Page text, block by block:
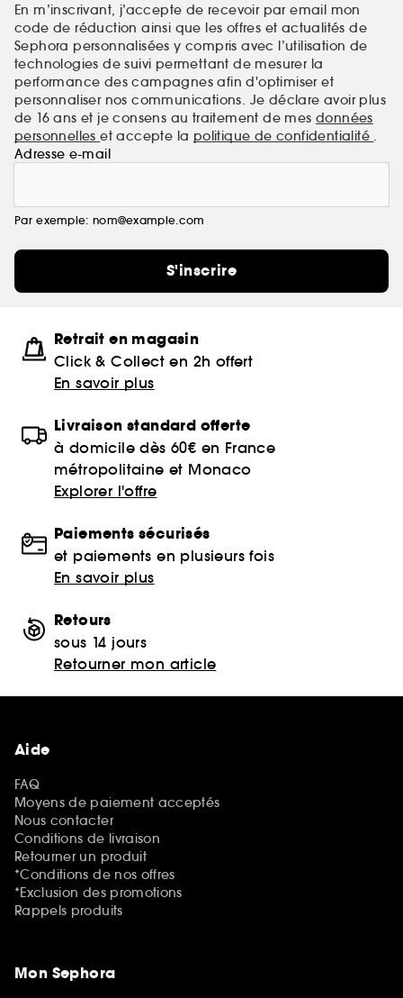
En m’inscrivant, j’accepte de recevoir par email mon
code de réduction ainsi que les offres et actualités de
Sephora personnalisées y compris avec l’utilisation de
technologies de suivi permettant de mesurer la
performance des campagnes afin d'optimiser et
personnaliser nos communications. Je déclare avoir plus
de 16 ans et je consens au traitement de mes données
personnelleset accepte la politique de confidentialité .
Adresse e-mail
Par exemple: nom@example.com
S'inscrire
Retrait en magasin
Click & Collect en 2h offert
En savoir plus
Livraison standard offerte
à domicile dès 60€ en France
métropolitaine et Monaco
Explorer l'offre
Paiements sécurisés
et paiements en plusieurs fois
En savoir plus
Retours
sous 14 jours
Retourner mon article
Aide
FAQ
Moyens de paiement acceptés
Nous contacter
Conditions de livraison
Retourner un produit
*Conditions de nos offres
*Exclusion des promotions
Rappels produits
Mon Sephora